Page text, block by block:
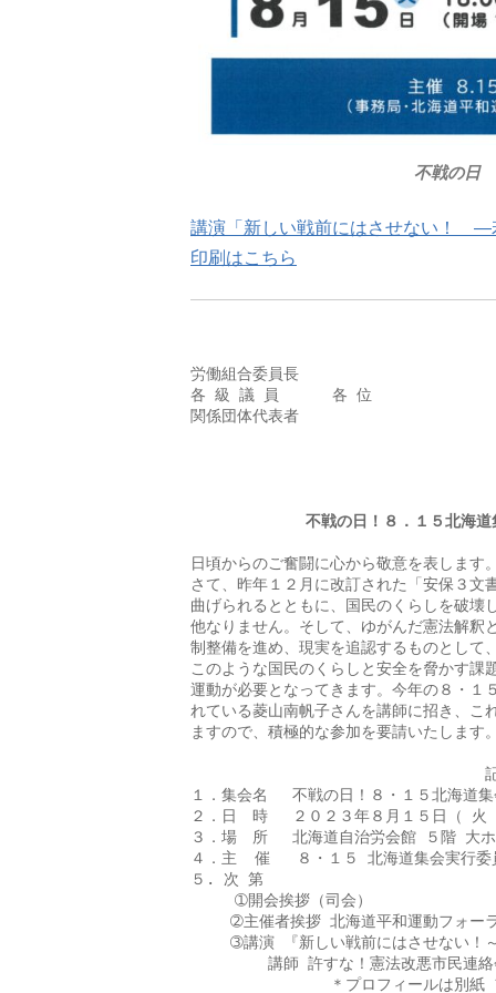
不戦の日
講演「新しい戦前にはさせない！
印刷はこちら
労働組合委員長
各 級 議 員      各 位
関係団体代表者
不戦の日！８．１５北海道
日頃からのご奮闘に心から敬意を表します
さて、昨年１２月に改訂された「安保３文
曲げられるとともに、国民のくらしを破壊
他なりません。そして、ゆがんだ憲法解釈
制整備を進め、現実を追認するものとして
このような国民のくらしと安全を脅かす課
運動が必要となってきます。今年の８・１
れている菱山南帆子さんを講師に招き、こ
ますので、積極的な参加を要請いたします
１．集会名　 不戦の日！８・１５北海道
２．日　時 　２０２３年８月１５日（ 火
３．場　所 　北海道自治労会館 ５階 大
４．主  催   ８・１５ 北海道集会実行委
５. 次 第
     ➀開会挨拶（司会）
➁主催者挨拶 北海道平和運動フォー
➂講演 『新しい戦前にはさせない！～
講師 許すな！憲法改悪市民連絡会
＊プロフィールは別紙 フライ